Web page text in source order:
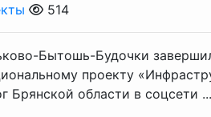
514
Бытошь-Будочки
проекту
Брянской области в соцсети ...